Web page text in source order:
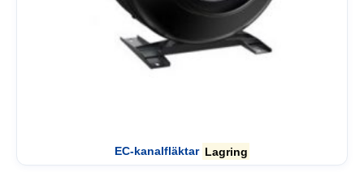
EC-kanalfläktar Lagring